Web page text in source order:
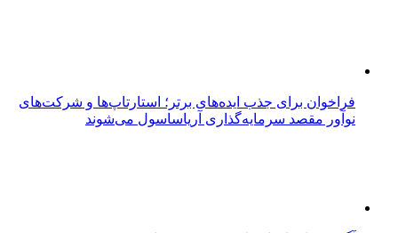
فراخوان برای جذب ایده‌های برتر؛ استارتاپ‌ها و شرکت‌های
نوآور مقصد سرما‌یه‌گذاری آریاساسول می‌شوند